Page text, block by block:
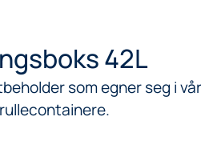
42L
som egner seg i